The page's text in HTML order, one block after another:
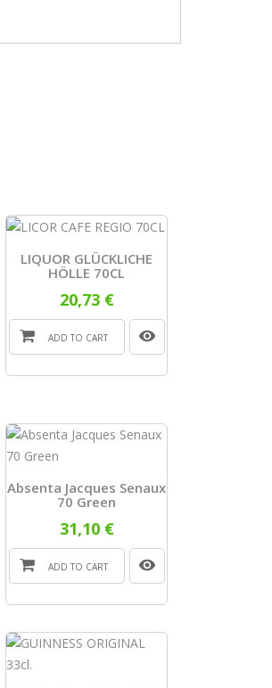
LIQUOR GLÜCKLICHE
HÖLLE 70CL
20,73 €
ADD TO CART
Absenta Jacques Senaux
70 Green
31,10 €
ADD TO CART